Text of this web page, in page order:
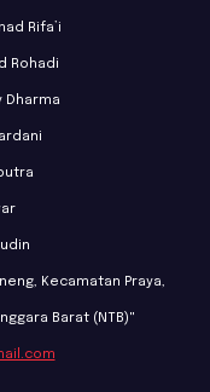
Rifa’i
Rohadi
Dharma
Kecamatan Praya,
Barat (NTB)"